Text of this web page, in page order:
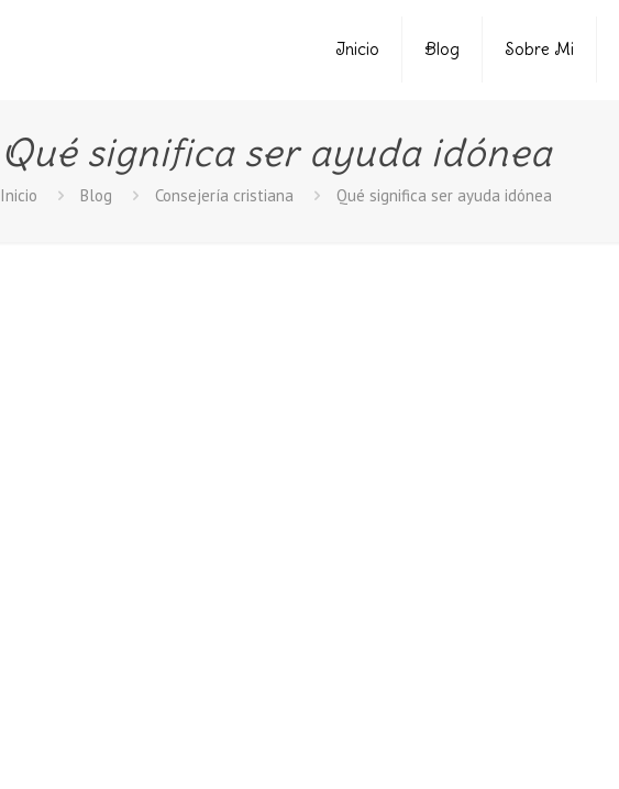
Inicio Blog Sobre Mi
Qué significa ser ayuda idónea
Inicio Blog Consejería cristiana Qué significa ser ayuda idónea